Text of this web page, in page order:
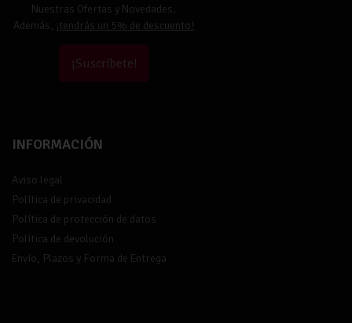
Nuestras Ofertas y Novedades.
Además, ¡tendrás un 5% de descuento!
¡Suscríbete!
INFORMACIÓN
Aviso legal
Política de privacidad
Política de protección de datos
Política de devolución
Envío, Plazos y Forma de Entrega